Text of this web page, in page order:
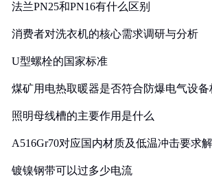
法兰PN25和PN16有什么区别
消费者对洗衣机的核心需求调研与分析
U型螺栓的国家标准
煤矿用电热取暖器是否符合防爆电气设备
照明母线槽的主要作用是什么
A516Gr70对应国内材质及低温冲击要求
镀镍钢带可以过多少电流